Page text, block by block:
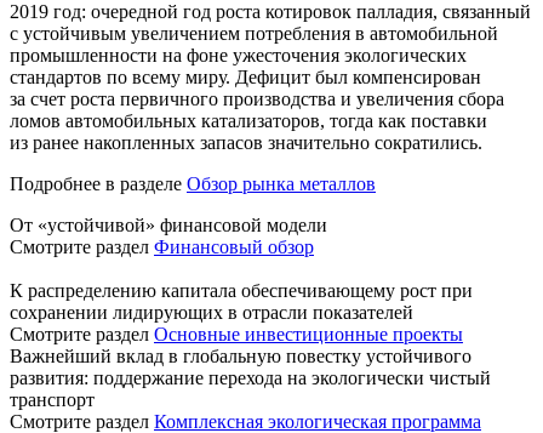
2019 год: очередной год роста котировок палладия, связанный
с устойчивым увеличением потребления в автомобильной
промышленности на фоне ужесточения экологических
стандартов по всему миру. Дефицит был компенсирован
за счет роста первичного производства и увеличения сбора
ломов автомобильных катализаторов, тогда как поставки
из ранее накопленных запасов значительно сократились.
Подробнее в разделе Обзор рынка металлов
От «устойчивой» финансовой модели
Смотрите раздел Финансовый обзор
К распределению капитала обеспечивающему рост при
сохранении лидирующих в отрасли показателей
Смотрите раздел Основные инвестиционные проекты
Важнейший вклад в глобальную повестку устойчивого
развития: поддержание перехода на экологически чистый
транспорт
Смотрите раздел Комплексная экологическая программа